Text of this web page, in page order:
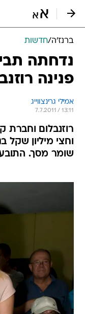
ברנז'ה/חדשות
נדחתה
פנינה
אמילי גרינצווייג
7.7.2011 / 13:11
רוזנבלום וחברת
וחצי מיליון שקל
שומר מסך.